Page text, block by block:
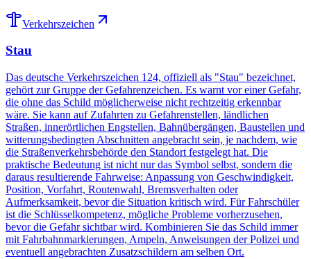
Verkehrszeichen
Stau
Das deutsche Verkehrszeichen 124, offiziell als "Stau" bezeichnet,
gehört zur Gruppe der Gefahrenzeichen. Es warnt vor einer Gefahr,
die ohne das Schild möglicherweise nicht rechtzeitig erkennbar
wäre. Sie kann auf Zufahrten zu Gefahrenstellen, ländlichen
Straßen, innerörtlichen Engstellen, Bahnübergängen, Baustellen und
witterungsbedingten Abschnitten angebracht sein, je nachdem, wie
die Straßenverkehrsbehörde den Standort festgelegt hat. Die
praktische Bedeutung ist nicht nur das Symbol selbst, sondern die
daraus resultierende Fahrweise: Anpassung von Geschwindigkeit,
Position, Vorfahrt, Routenwahl, Bremsverhalten oder
Aufmerksamkeit, bevor die Situation kritisch wird. Für Fahrschüler
ist die Schlüsselkompetenz, mögliche Probleme vorherzusehen,
bevor die Gefahr sichtbar wird. Kombinieren Sie das Schild immer
mit Fahrbahnmarkierungen, Ampeln, Anweisungen der Polizei und
eventuell angebrachten Zusatzschildern am selben Ort.